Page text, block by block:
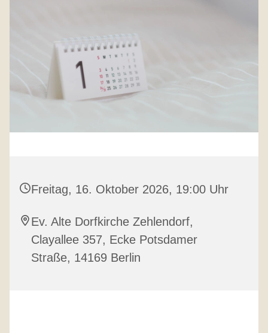
Freitag, 16. Oktober 2026, 19:00 Uhr
Ev. Alte Dorfkirche Zehlendorf,
Clayallee 357, Ecke Potsdamer
Straße, 14169 Berlin